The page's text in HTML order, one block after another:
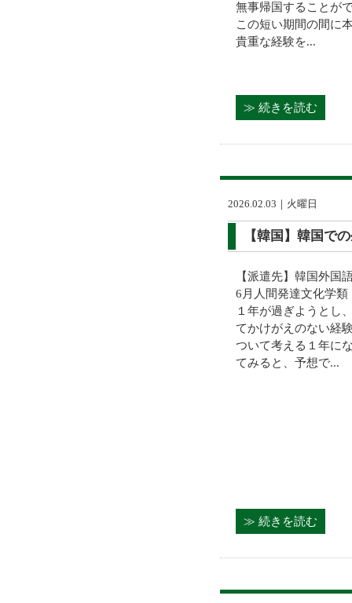
無事帰国することが
この短い期間の間に
貴重な経験を...
≫ 続きを読む
2026.02.03｜火曜日
【韓国】韓国で
【派遣先】韓国外国
6月人間発達文化学
１年が過ぎようとし
てかけがえのない経
ついて考える１年に
てみると、予想で...
≫ 続きを読む